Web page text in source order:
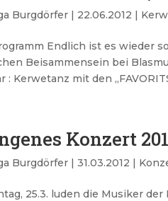
Burgdörfer| 22.06.2012 |
Endlich ist es wieder
Beisammensein bei
: Kerwetanz mit den
Konzert
Burgdörfer| 31.03.2012 |
25.3. luden die Musiker